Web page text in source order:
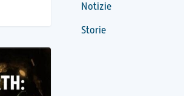
Notizie
Storie